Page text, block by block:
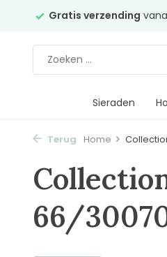
Gratis verzending
Sieraden
Terug Home
66/